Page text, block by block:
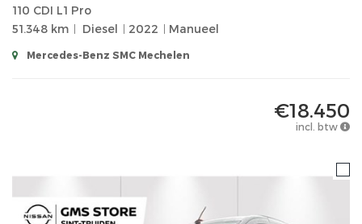
110 CDI L1 Pro
51.348 km
Diesel 2022 Manueel
Mercedes-Benz SMC Mechelen
€18.450
incl. btw